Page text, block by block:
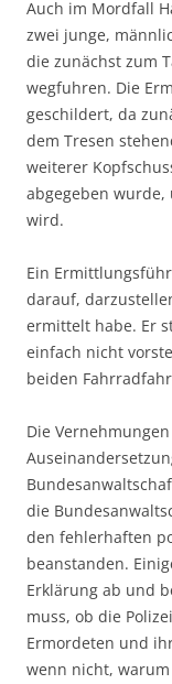
Auch im Mordfall
zwei junge,
die zunächst zum
wegfuhren. Die
geschildert, da
dem Tresen
weiterer
abgegeben
wird.
Ein
darauf,
ermittelt habe. Er
einfach nicht
beiden
Die
die
den fehlerhaften
beanstanden.
Erklärung ab und
muss, ob die
Ermordeten und
wenn nicht,